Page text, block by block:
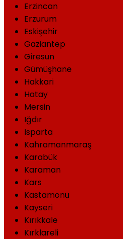
Erzincan
Erzurum
Eskişehir
Gaziantep
Giresun
Gümüşhane
Hakkari
Hatay
Mersin
Iğdır
Isparta
Kahramanmaraş
Karabük
Karaman
Kars
Kastamonu
Kayseri
Kırıkkale
Kırklareli